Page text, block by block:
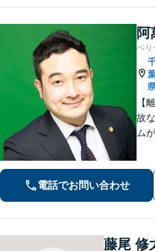
阿
ベリ
【
故
ム
電話でお問い合わせ
藤尾 修